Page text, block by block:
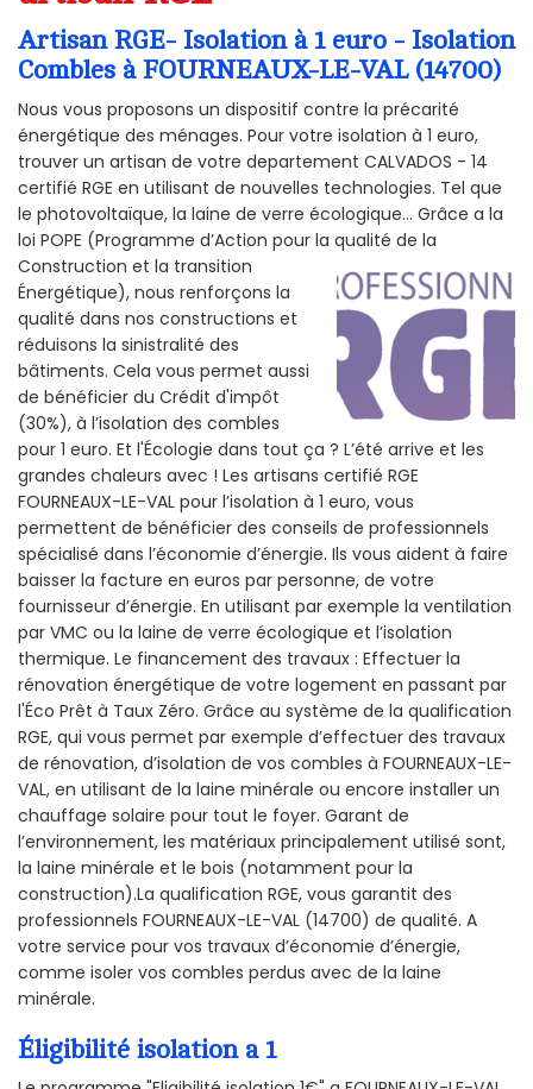
Artisan RGE- Isolation à 1 euro - Isolation
Combles à FOURNEAUX-LE-VAL (14700)
Nous vous proposons un dispositif contre la précarité
énergétique des ménages. Pour votre isolation à 1 euro,
trouver un artisan de votre departement CALVADOS - 14
certifié RGE en utilisant de nouvelles technologies. Tel que
le photovoltaïque, la laine de verre écologique... Grâce a la
loi POPE (Programme d’Action pour la qualité de la
Construction et la transition
Énergétique), nous renforçons la
qualité dans nos constructions et
réduisons la sinistralité des
bâtiments. Cela vous permet aussi
de bénéficier du Crédit d'impôt
(30%), à l’isolation des combles
pour 1 euro. Et l'Écologie dans tout ça ? L’été arrive et les
grandes chaleurs avec ! Les artisans certifié RGE
FOURNEAUX-LE-VAL pour l’isolation à 1 euro, vous
permettent de bénéficier des conseils de professionnels
spécialisé dans l’économie d’énergie. Ils vous aident à faire
baisser la facture en euros par personne, de votre
fournisseur d’énergie. En utilisant par exemple la ventilation
par VMC ou la laine de verre écologique et l’isolation
thermique. Le financement des travaux : Effectuer la
rénovation énergétique de votre logement en passant par
l'Éco Prêt à Taux Zéro. Grâce au système de la qualification
RGE, qui vous permet par exemple d’effectuer des travaux
de rénovation, d’isolation de vos combles à FOURNEAUX-LE-
VAL, en utilisant de la laine minérale ou encore installer un
chauffage solaire pour tout le foyer. Garant de
l’environnement, les matériaux principalement utilisé sont,
la laine minérale et le bois (notamment pour la
construction).La qualification RGE, vous garantit des
professionnels FOURNEAUX-LE-VAL (14700) de qualité. A
votre service pour vos travaux d’économie d’énergie,
comme isoler vos combles perdus avec de la laine
minérale.
Éligibilité isolation a 1